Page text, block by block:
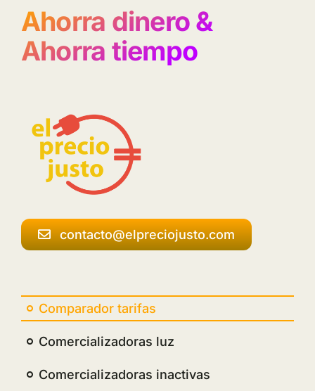
Ahorra dinero &
Ahorra tiempo
contacto@elpreciojusto.com
Comparador tarifas
Comercializadoras luz
Comercializadoras inactivas